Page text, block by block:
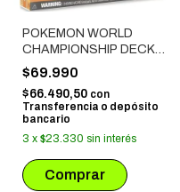
POKEMON WORLD
CHAMPIONSHIP DECK
2024: FERNANDO
CIFUENTES - CRUSHING
THORN
$69.990
$66.490,50 con
Transferencia o depósito
bancario
3 x $23.330 sin interés